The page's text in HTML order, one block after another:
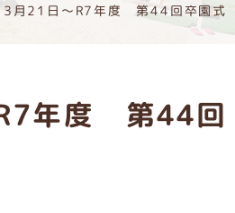
3月21日～R7年度 第44回卒園式
年度 第44回